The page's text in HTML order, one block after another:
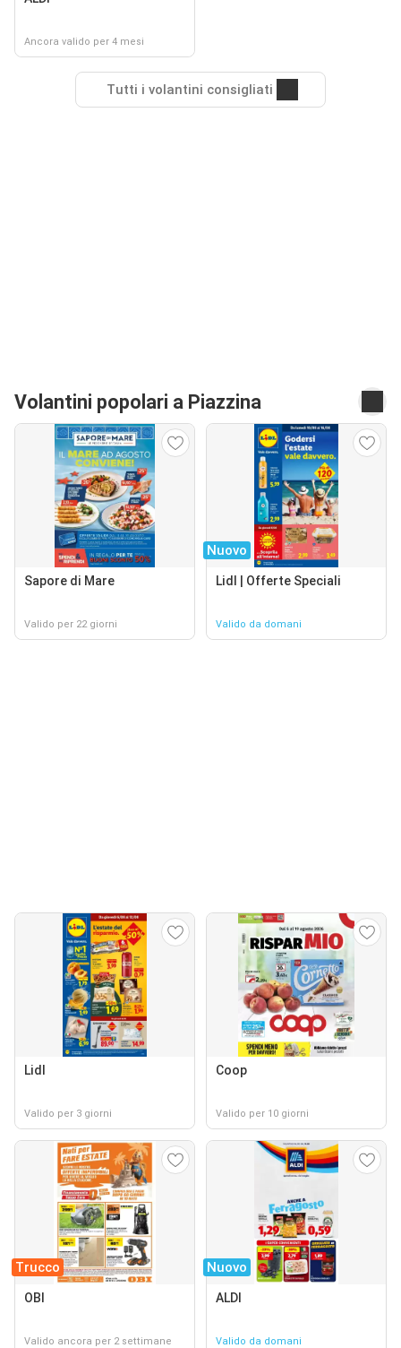
Ancora valido per 4 mesi
Tutti i volantini consigliati
Volantini popolari a Piazzina
Sapore di Mare
Valido per 22 giorni
Nuovo
Lidl | Offerte Speciali
Valido da domani
Lidl
Valido per 3 giorni
Coop
Valido per 10 giorni
Trucco
OBI
Valido ancora per 2 settimane
Nuovo
ALDI
Valido da domani